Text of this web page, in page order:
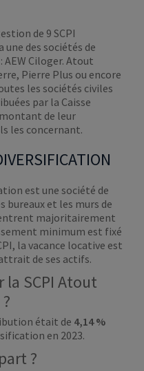
de 9 SCPI
des sociétés de
Ciloger. Atout
Pierre Plus ou encore
les sociétés civiles
par la Caisse
de leur
les concernant.
est une société de
bureaux et les murs de
majoritairement
minimum est fixé
la vacance locative est
de ses actifs.
SCPI Atout
était de 4,14 %
en 2023.
?